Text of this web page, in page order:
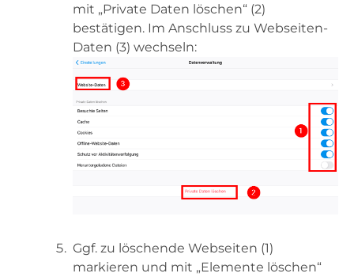
mit „Private Daten löschen“ (2)
bestätigen. Im Anschluss zu Webseiten-
Daten (3) wechseln:
Ggf. zu löschende Webseiten (1)
markieren und mit „Elemente löschen“